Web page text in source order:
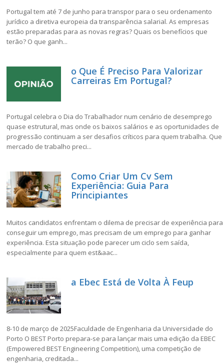
Portugal tem até 7 de junho para transpor para o seu ordenamento
jurídico a diretiva europeia da transparência salarial. As empresas
estão preparadas para as novas regras? Quais os benefícios que
terão? O que ganh...
o Que É Preciso Para Valorizar
Carreiras Em Portugal?
Portugal celebra o Dia do Trabalhador num cenário de desemprego
quase estrutural, mas onde os baixos salários e as oportunidades de
progressão continuam a ser desafios críticos para quem trabalha. Que
mercado de trabalho preci...
Como Criar Um Cv Sem
Experiência: Guia Para
Principiantes
Muitos candidatos enfrentam o dilema de precisar de experiência para
conseguir um emprego, mas precisam de um emprego para ganhar
experiência. Esta situação pode parecer um ciclo sem saída,
especialmente para quem est&aac...
a Ebec Está de Volta À Feup
8-10 de março de 2025Faculdade de Engenharia da Universidade do
Porto O BEST Porto prepara-se para lançar mais uma edição da EBEC
(Empowered BEST Engineering Competition), uma competição de
engenharia, creditada...